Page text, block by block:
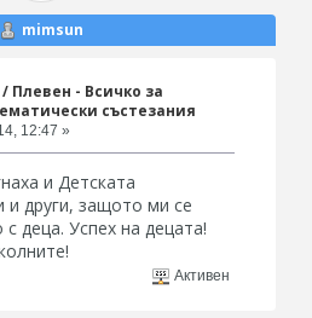
mimsun
/ Плевен - Всичко за
състезания
12:47 »
и Детската
други, защото ми се
деца. Успех на децата!
Активен